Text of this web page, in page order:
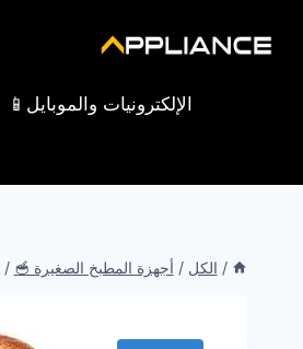
الإلكترونيات والموبايل📱
/ الكل / أجهزة المطبخ الصغيرة 🥣 /